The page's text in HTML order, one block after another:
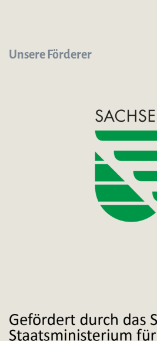
Unsere Förderer